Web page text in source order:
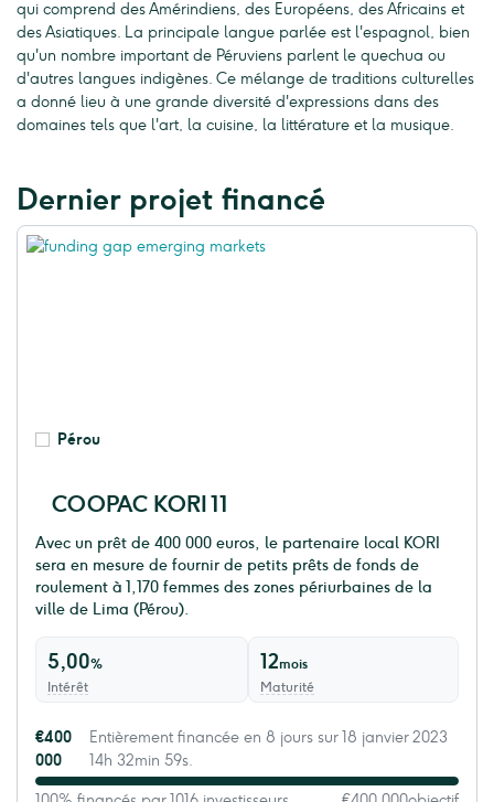
qui comprend des Amérindiens, des Européens, des Africains et
des Asiatiques. La principale langue parlée est l'espagnol, bien
qu'un nombre important de Péruviens parlent le quechua ou
d'autres langues indigènes. Ce mélange de traditions culturelles
a donné lieu à une grande diversité d'expressions dans des
domaines tels que l'art, la cuisine, la littérature et la musique.
Dernier projet financé
Pérou
COOPAC KORI 11
Avec un prêt de 400 000 euros, le partenaire local KORI
sera en mesure de fournir de petits prêts de fonds de
roulement à 1,170 femmes des zones périurbaines de la
ville de Lima (Pérou).
5,00%
Intérêt
12mois
Maturité
€400
000
Entièrement financée en 8 jours sur 18 janvier 2023
14h 32min 59s.